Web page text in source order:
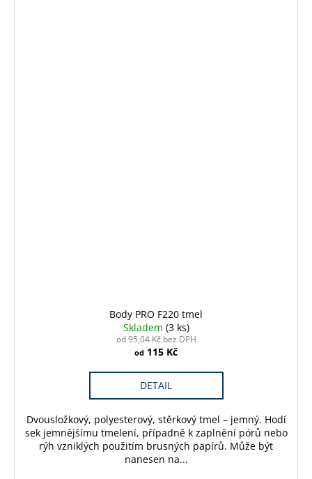
Body PRO F220 tmel
Skladem (3 ks)
od 95,04 Kč bez DPH
od 115 Kč
DETAIL
Dvousložkový, polyesterový, stěrkový tmel – jemný. Hodí
sek jemnějšímu tmelení, případně k zaplnění pórů nebo
rýh vzniklých použitím brusných papírů. Může být
nanesen na...